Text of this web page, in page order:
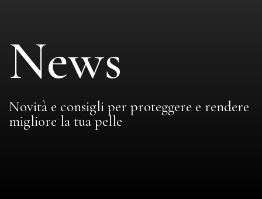
News
Novità e consigli per proteggere e rendere
migliore la tua pelle